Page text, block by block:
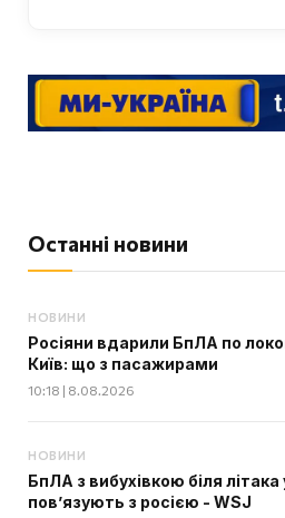
Останні новини
НОВИНИ
Росіяни вдарили БпЛА по
Київ: що з пасажирами
10:18 | 8.08.2026
НОВИНИ
БпЛА з вибухівкою біля
пов’язують з росією - WSJ